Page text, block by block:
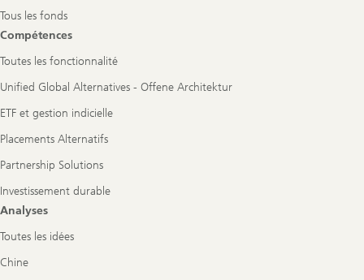
Tous les fonds
Compétences
Toutes les fonctionnalité
Unified Global Alternatives - Offene Architektur
ETF et gestion indicielle
Placements Alternatifs
Partnership Solutions
Investissement durable
Analyses
Toutes les idées
Chine